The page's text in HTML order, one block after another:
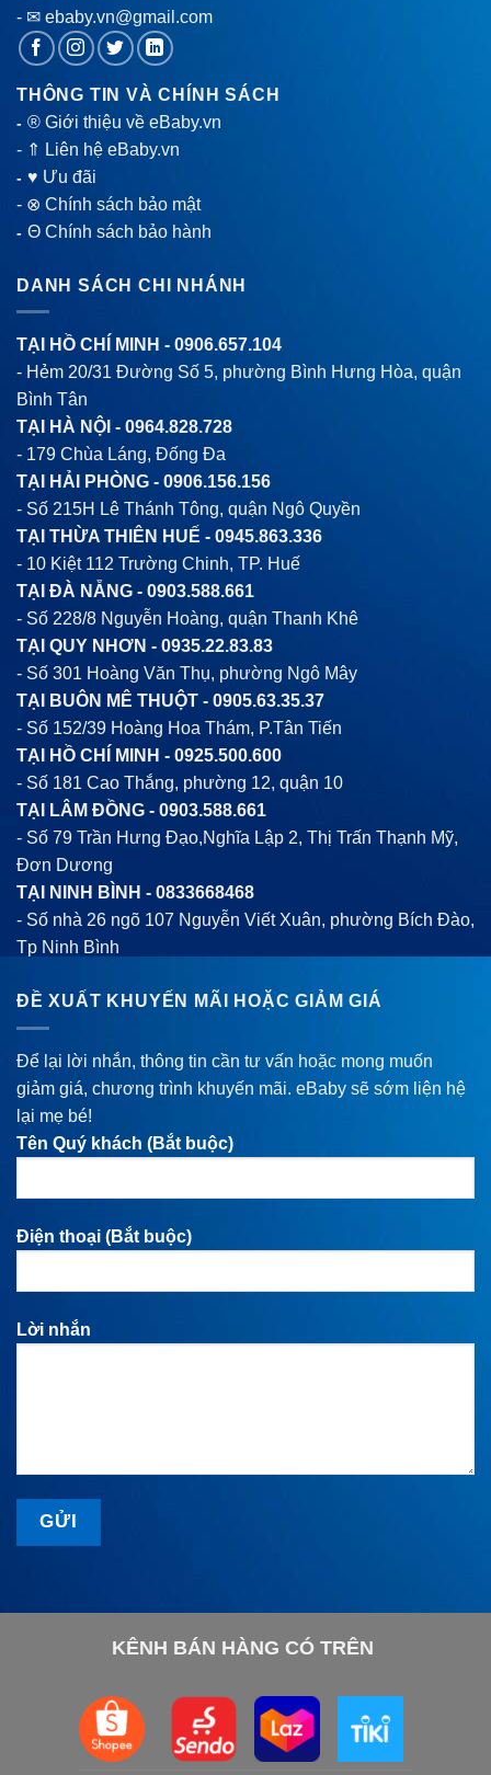
- ✉ ebaby.vn@gmail.com
THÔNG TIN VÀ CHÍNH SÁCH
-® Giới thiệu về eBaby.vn
- ⇑ Liên hệ eBaby.vn
-♥ Ưu đãi
- ⊗ Chính sách bảo mật
-Θ Chính sách bảo hành
DANH SÁCH CHI NHÁNH
TẠI HỒ CHÍ MINH - 0906.657.104
- Hẻm 20/31 Đường Số 5, phường Bình Hưng Hòa, quận
Bình Tân
TẠI HÀ NỘI - 0964.828.728
- 179 Chùa Láng, Đống Đa
TẠI HẢI PHÒNG - 0906.156.156
- Số 215H Lê Thánh Tông, quận Ngô Quyền
TẠI THỪA THIÊN HUẾ - 0945.863.336
- 10 Kiệt 112 Trường Chinh, TP. Huế
TẠI ĐÀ NẴNG - 0903.588.661
- Số 228/8 Nguyễn Hoàng, quận Thanh Khê
TẠI QUY NHƠN - 0935.22.83.83
- Số 301 Hoàng Văn Thụ, phường Ngô Mây
TẠI BUÔN MÊ THUỘT - 0905.63.35.37
- Số 152/39 Hoàng Hoa Thám, P.Tân Tiến
TẠI HỒ CHÍ MINH - 0925.500.600
- Số 181 Cao Thắng, phường 12, quận 10
TẠI LÂM ĐỒNG - 0903.588.661
- Số 79 Trần Hưng Đạo,Nghĩa Lập 2, Thị Trấn Thạnh Mỹ,
Đơn Dương
TẠI NINH BÌNH - 0833668468
- Số nhà 26 ngõ 107 Nguyễn Viết Xuân, phường Bích Đào,
Tp Ninh Bình
ĐỀ XUẤT KHUYẾN MÃI HOẶC GIẢM GIÁ
Để lại lời nhắn, thông tin cần tư vấn hoặc mong muốn
giảm giá, chương trình khuyến mãi. eBaby sẽ sớm liện hệ
lại mẹ bé!
Tên Quý khách (Bắt buộc)
Điện thoại (Bắt buộc)
Lời nhắn
KÊNH BÁN HÀNG CÓ TRÊN